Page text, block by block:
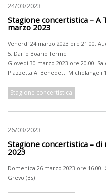
24/03/2023
Stagione concertistica – A
marzo 2023
Venerdì 24 marzo 2023 ore 21.00.
5, Darfo Boario Terme
Giovedì 30 marzo 2023 ore 20.00.
Piazzetta A. Benedetti Michelangeli
Stagione concertistica
26/03/2023
Stagione concertistica – di
2023
Domenica 26 marzo 2023 ore 16.00.
Grevo (Bs)